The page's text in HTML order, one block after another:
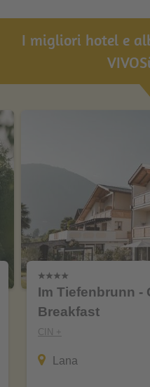
I migliori hotel e
Im Tiefenbrunn -
Breakfast
CIN +
Lana